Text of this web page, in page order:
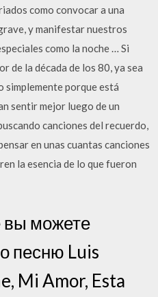
como convocar a una
y manifestar nuestros
como la noche … Si
de la década de los 80, ya sea
simplemente porque está
sentir mejor luego de un
canciones del recuerdo,
en unas cuantas canciones
la esencia de lo que fueron
вы можете
песню Luis
Mi Amor, Esta